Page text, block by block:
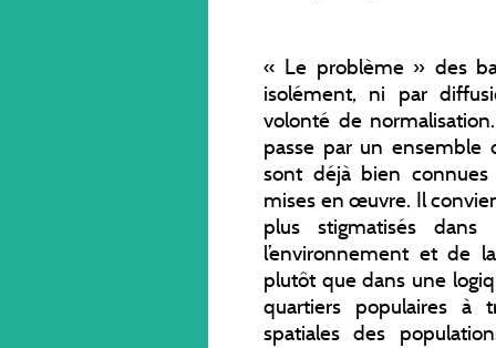
« Le problème » des
isolément, ni par
volonté de
passe par un ensemble
sont déjà bien connues
mises en œuvre. Il
plus stigmatisés dans
l’environnement et de
plutôt que dans une
quartiers populaires à
spatiales des